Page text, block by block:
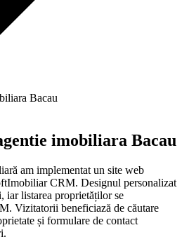
Bacau
imobiliara Bacau
am implementat un site web
CRM. Designul personalizat
iar listarea proprietăților se
Vizitatorii beneficiază de căutare
și formulare de contact